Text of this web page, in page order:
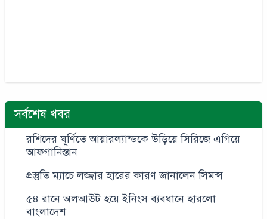
সর্বশেষ খবর
রশিদের ঘূর্ণিতে আয়ারল্যান্ডকে উড়িয়ে সিরিজে এগিয়ে
আফগানিস্তান
প্রস্তুতি ম্যাচে লজ্জার হারের কারণ জানালেন সিমন্স
৫৪ রানে অলআউট হয়ে ইনিংস ব্যবধানে হারলো
বাংলাদেশ